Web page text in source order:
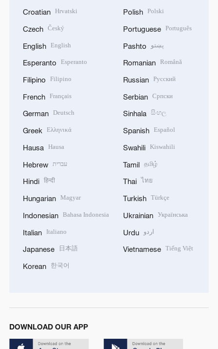
Croatian Hrvatski
Czech Český
English English
Esperanto Esperanto
Filipino Filipino
French Français
German Deutsch
Greek Ελληνικά
Hausa Hausa
Hebrew עברית
Hindi हिन्दी
Hungarian Magyar
Indonesian Bahasa Indonesia
Italian Italiano
Japanese 日本語
Korean 한국어
Polish Polski
Portuguese Português
Pashto پښتو
Romanian Română
Russian Русский
Serbian Српски
Sinhala සිංහල
Spanish Español
Swahili Kiswahili
Tamil தமிழ்
Thai ไทย
Turkish Türkçe
Ukrainian Українська
Urdu اردو
Vietnamese Tiếng Việt
DOWNLOAD OUR APP